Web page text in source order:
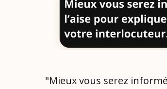
"Mieux vous serez